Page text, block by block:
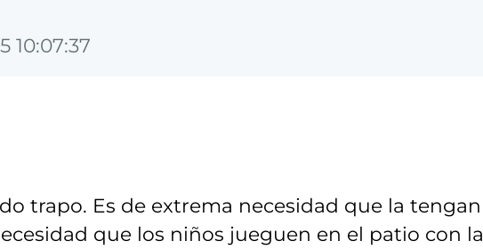
10:07:37
trapo. Es de extrema necesidad que la tengan
que los niños jueguen en el patio con la